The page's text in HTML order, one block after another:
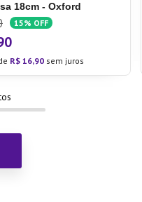
18cm - Oxford
15% OFF
R$ 16,90sem juros